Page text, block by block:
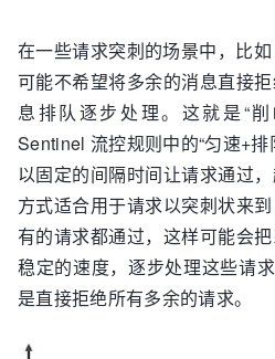
在一些请求突刺的场景中，比
可能不希望将多余的消息直接
息排队逐步处理。这就是“
Sentinel 流控规则中的“匀速+
以固定的间隔时间让请求通过
方式适合用于请求以突刺状来
有的请求都通过，这样可能会
稳定的速度，逐步处理这些请
是直接拒绝所有多余的请求。